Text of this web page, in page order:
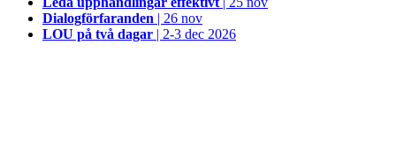
Dialogförfaranden | 26 nov
LOU på två dagar | 2-3 dec 2026